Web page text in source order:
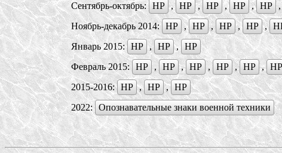
Сентябрь-октябрь: НР , НР , НР , НР , НР
Ноябрь-декабрь 2014: НР , НР , НР , НР ,
Январь 2015: НР , НР , НР
Февраль 2015:
НР , НР , НР , НР , НР , НР
2015-2016: НР , НР , НР
2022: Опознавательные знаки военной техники